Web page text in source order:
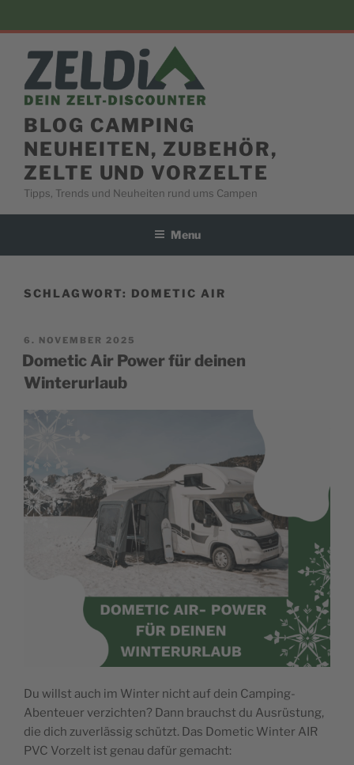
to
BLOG CAMPING
NEUHEITEN, ZUBEHÖR,
ZELTE UND VORZELTE
Tipps, Trends und Neuheiten rund ums Campen
Menu
SCHLAGWORT: DOMETIC AIR
POSTED
ON
6. NOVEMBER 2025
Dometic Air Power für deinen
Winterurlaub
Du willst auch im Winter nicht auf dein Camping-
Abenteuer verzichten? Dann brauchst du Ausrüstung,
die dich zuverlässig schützt. Das Dometic Winter AIR
PVC Vorzelt ist genau dafür gemacht: